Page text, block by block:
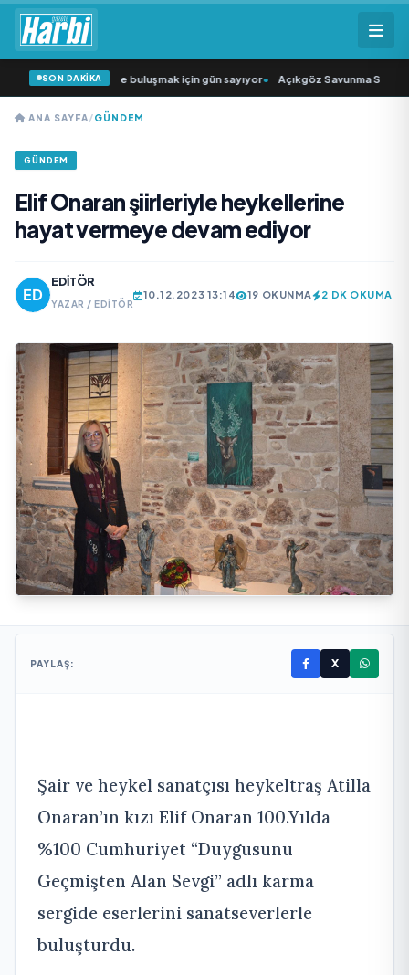
SON DAKİKA
seyircisiyle buluşmak için gün sayıyor• Açıkgöz Savunma Sanayi
ANA SAYFA/GÜNDEM
GÜNDEM
Elif Onaran şiirleriyle heykellerine
hayat vermeye devam ediyor
EDITÖR
YAZAR / EDITÖR
10.12.2023 13:14 19 OKUNMA 2 DK OKUMA
PAYLAŞ: X
Şair ve heykel sanatçısı heykeltraş Atilla
Onaran’ın kızı Elif Onaran 100.Yılda
%100 Cumhuriyet “Duygusunu
Geçmişten Alan Sevgi” adlı karma
sergide eserlerini sanatseverlerle
buluşturdu.